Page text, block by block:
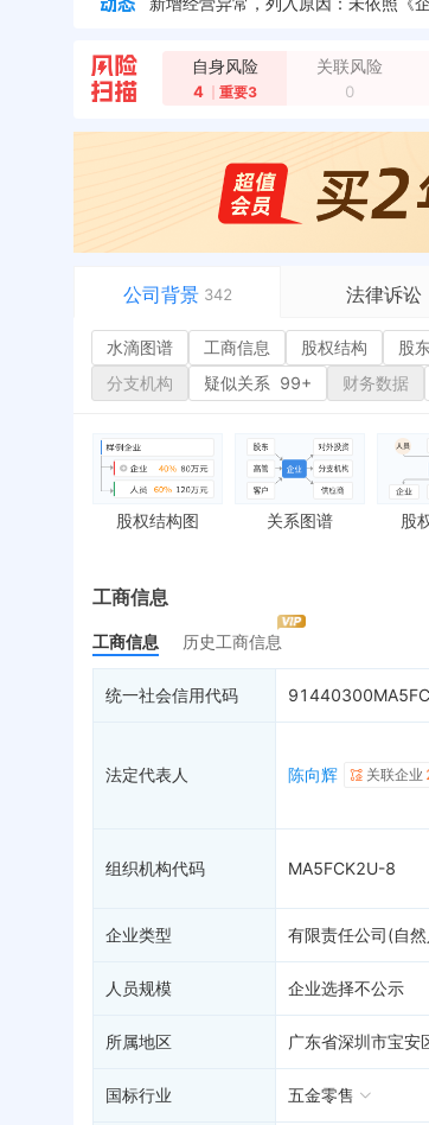
企业地址变更，新增年报地址：深
企业地址变更，新增年报地址：广
自身风险
4 重要3
关联风险
0
公司背景 342 法律诉讼
水滴图谱
工商信息
股东信息
历史
主要人员 2
对外投资
控制企业
最终受益人
企业年报
工商自主公示
财务数据
司法案件
立案信息
法院公告
裁判文书
送达公告
被执行人
终本案件
询价评估
司法协助
水滴图谱 工商信息 股权结构 股
分支机构
疑似关系 99+ 财务数据
股权结构图 关系图谱 股
工商信息
工商信息 历史工商信息
统一社会信用代码
法定代表人 陈向辉 关联企业
组织机构代码 MA5FCK2U-8
企业类型 有限责任公司(自
人员规模 企业选择不公示
所属地区 广东省深圳市宝安
国标行业 五金零售